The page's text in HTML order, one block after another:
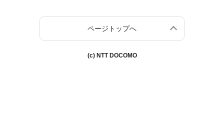
ページトップへ
(c) NTT DOCOMO